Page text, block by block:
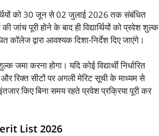
को 30 जून से 02 जुलाई 2026 तक संबंधित
पूरी होने के बाद ही विद्यार्थियों को प्रवेश शुल्क
कॉलेज द्वारा आवश्यक दिशा-निर्देश दिए जाएंगे।
करना होगा। यदि कोई विद्यार्थी निर्धारित
रिक्त सीटों पर अगली मेरिट सूची के माध्यम से
किए बिना समय रहते प्रवेश प्रक्रिया पूरी कर
List 2026